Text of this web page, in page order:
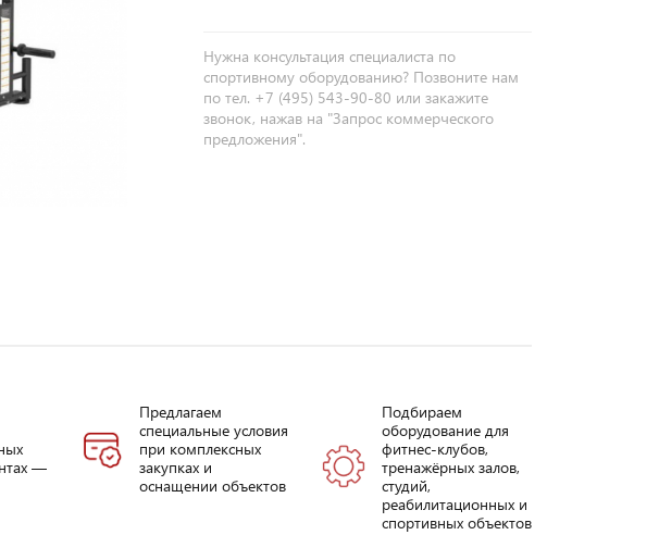
Нужна консультация специалиста по
спортивному оборудованию? Позвоните нам
по тел. +7 (495) 543-90-80 или закажите
звонок, нажав на "Запрос коммерческого
предложения".
—
Предлагаем
специальные условия
при комплексных
закупках и
оснащении объектов
Подбираем
оборудование для
фитнес-клубов,
тренажёрных залов,
студий,
реабилитационных и
спортивных объектов